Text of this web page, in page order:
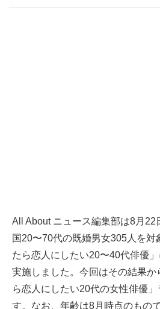
All About ニュース編集部は8月22
国20〜70代の既婚男女305人を対
たら恋人にしたい20〜40代俳優
実施しました。今回はその結果か
ら恋人にしたい20代の女性俳優
す。なお、年齢は8月時点のもので